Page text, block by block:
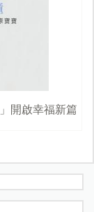
開啟幸福新篇